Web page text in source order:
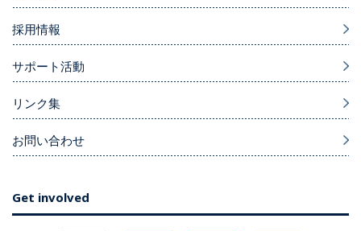
採用情報
サポート活動
リンク集
お問い合わせ
Get involved